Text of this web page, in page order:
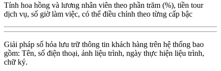
Tính hoa hồng và lương nhân viên theo phần trăm (%), tiền tour
dịch vụ, số giờ làm việc, có thể điều chỉnh theo từng cấp bậc
Giải pháp số hóa lưu trữ thông tin khách hàng trên hệ thống bao
gồm: Tên, số điện thoại, ảnh liệu trình, ngày thực hiện liệu trình,
chữ ký.